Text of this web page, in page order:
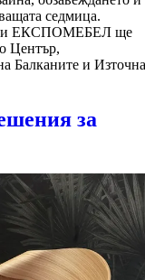
седмица.
и ЕКСПОМЕБЕЛ ще
Център,
Балканите и Източна
за